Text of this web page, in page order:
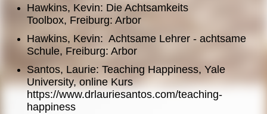
Hawkins, Kevin: Die Achtsamkeits
Toolbox, Freiburg: Arbor
Hawkins, Kevin: Achtsame Lehrer - achtsame
Schule, Freiburg: Arbor
Santos, Laurie: Teaching Happiness, Yale
University, online Kurs
https://www.drlauriesantos.com/teaching-
happiness